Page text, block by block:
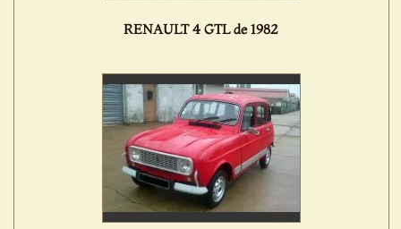
RENAULT 4 GTL de 1982